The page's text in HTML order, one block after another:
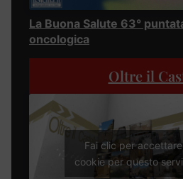
La Buona Salute 63°
oncologica
Oltre il
Fai clic per
cookie per questo